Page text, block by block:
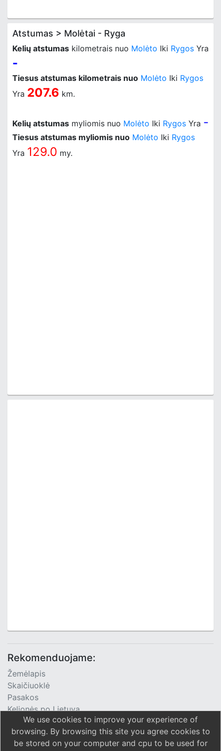
Atstumas > Molėtai - Ryga
Kelių atstumas kilometrais nuo Molėto Iki Rygos Yra
-
Tiesus atstumas kilometrais nuo Molėto Iki Rygos
Yra 207.6 km.
Kelių atstumas myliomis nuo Molėto Iki Rygos Yra -
Tiesus atstumas myliomis nuo Molėto Iki Rygos
Yra 129.0 my.
Rekomenduojame:
Žemėlapis
Skaičiuoklė
Pasakos
Kelionės po Lietuvą
TV Programa
We use cookies to improve your experience of
browsing. By browsing this site you agree cookies to
be stored on your computer and cpu to be used for